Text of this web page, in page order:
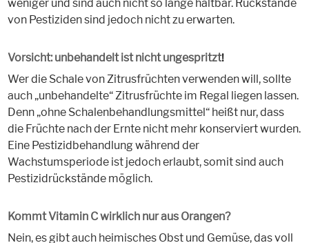
weniger und sind auch nicht so lange haltbar. Rückstände
von Pestiziden sind jedoch nicht zu erwarten.
Vorsicht: unbehandelt ist nicht ungespritzt!
Wer die Schale von Zitrusfrüchten verwenden will, sollte
auch „unbehandelte“ Zitrusfrüchte im Regal liegen lassen.
Denn „ohne Schalenbehandlungsmittel“ heißt nur, dass
die Früchte nach der Ernte nicht mehr konserviert wurden.
Eine Pestizidbehandlung während der
Wachstumsperiode ist jedoch erlaubt, somit sind auch
Pestizidrückstände möglich.
Kommt Vitamin C wirklich nur aus Orangen?
Nein, es gibt auch heimisches Obst und Gemüse, das voll